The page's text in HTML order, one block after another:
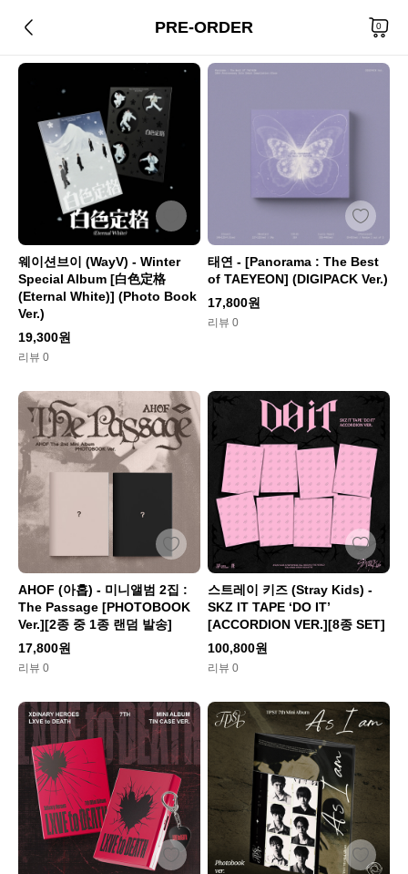
PRE-ORDER 0
총
웨이션브이 (WayV) - Winter
Special Album [白色定格
(Eternal White)] (Photo Book
Ver.)
19,300원
리뷰 0
태연 - [Panorama : The Best
of TAEYEON] (DIGIPACK Ver.)
17,800원
리뷰 0
AHOF (아홉) - 미니앨범 2집 :
The Passage [PHOTOBOOK
Ver.][2종 중 1종 랜덤 발송]
17,800원
리뷰 0
스트레이 키즈 (Stray Kids) -
SKZ IT TAPE ‘DO IT’
[ACCORDION VER.][8종 SET]
100,800원
리뷰 0